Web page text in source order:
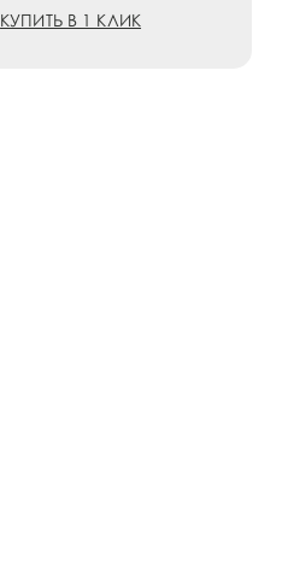
КУПИТЬ В 1 КЛИК